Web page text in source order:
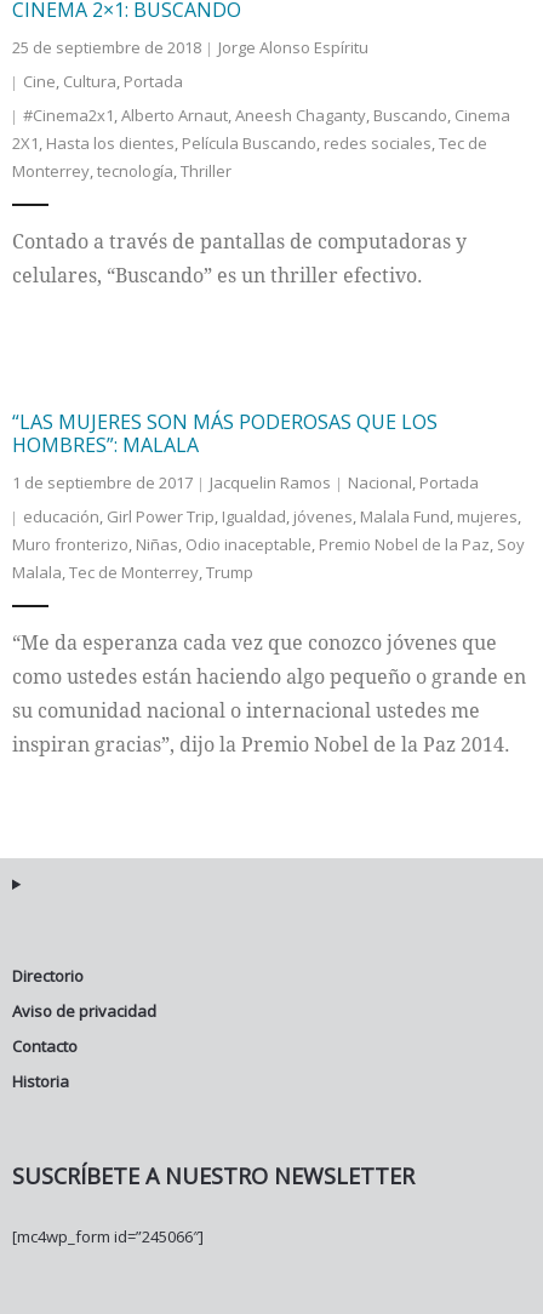
CINEMA 2×1: BUSCANDO
25 de septiembre de 2018
Jorge Alonso Espíritu
Cine, Cultura, Portada
#Cinema2x1,Alberto Arnaut,Aneesh Chaganty, Buscando, Cinema
2X1, Hasta los dientes, Película Buscando, redes sociales,Tec de
Monterrey,tecnología,Thriller
Contado a través de pantallas de computadoras y
celulares, “Buscando” es un thriller efectivo.
“LAS MUJERES SON MÁS PODEROSAS QUE LOS
HOMBRES”: MALALA
1 de septiembre de 2017 Jacquelin Ramos Nacional, Portada
educación, Girl Power Trip, Igualdad, jóvenes, Malala Fund, mujeres,
Muro fronterizo, Niñas, Odio inaceptable, Premio Nobel de la Paz, Soy
Malala,Tec de Monterrey,Trump
“Me da esperanza cada vez que conozco jóvenes que
como ustedes están haciendo algo pequeño o grande en
su comunidad nacional o internacional ustedes me
inspiran gracias”, dijo la Premio Nobel de la Paz 2014.
Directorio
Aviso de privacidad
Contacto
Historia
SUSCRÍBETE A NUESTRO NEWSLETTER
[mc4wp_form id=”245066″]